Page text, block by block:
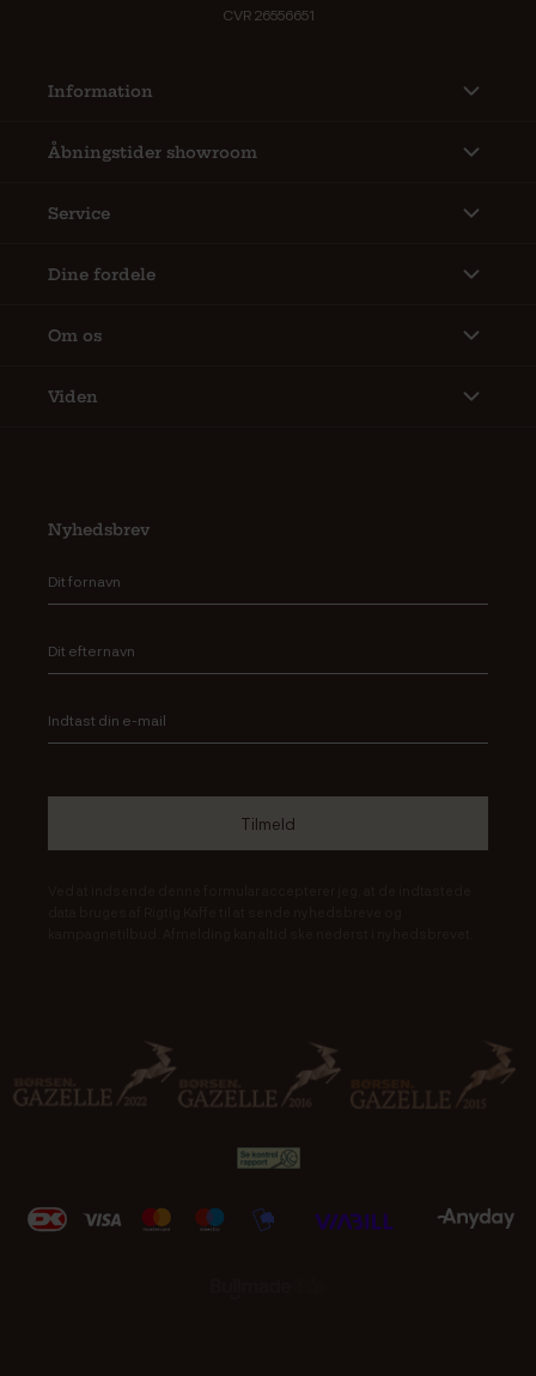
CVR 26556651
Information
Åbningstider showroom
Service
Dine fordele
Om os
Viden
Nyhedsbrev